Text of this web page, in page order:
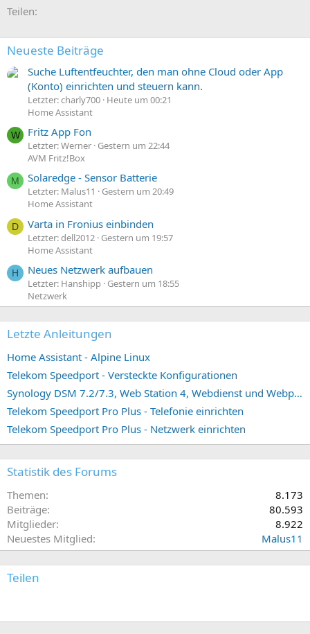
Teilen:
Neueste Beiträge
Suche Luftentfeuchter, den man ohne Cloud oder App
(Konto) einrichten und steuern kann.
Letzter: charly700 Heute um 00:21
Home Assistant
W Fritz App Fon
Letzter: Werner Gestern um 22:44
AVM Fritz!Box
M Solaredge - Sensor Batterie
Letzter: Malus11
Gestern um 20:49
Home Assistant
D Varta in Fronius einbinden
Letzter: dell2012 Gestern um 19:57
Home Assistant
H Neues Netzwerk aufbauen
Letzter: Hanshipp Gestern um 18:55
Netzwerk
Letzte Anleitungen
Home Assistant - Alpine Linux
Telekom Speedport - Versteckte Konfigurationen
Synology DSM 7.2/7.3, Web Station 4, Webdienst und Webportal erstellen (ehemals vHost)
Telekom Speedport Pro Plus - Telefonie einrichten
Telekom Speedport Pro Plus - Netzwerk einrichten
Statistik des Forums
Themen
8.173
Beiträge
80.593
Mitglieder
8.922
Neuestes Mitglied
Malus11
Teilen